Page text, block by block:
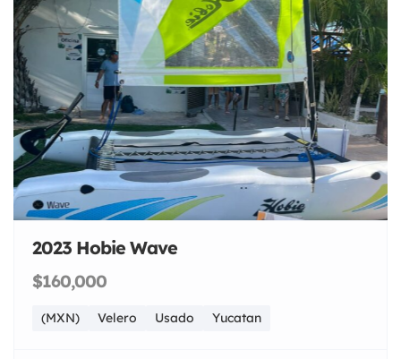
2023 Hobie Wave
$160,000
(MXN) Velero Usado Yucatan